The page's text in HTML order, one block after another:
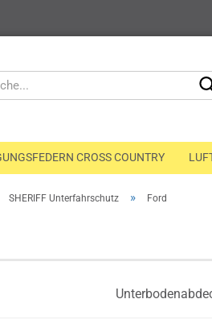
CROSS COUNTRY
SHERIFF Unterfahrschutz » Ford